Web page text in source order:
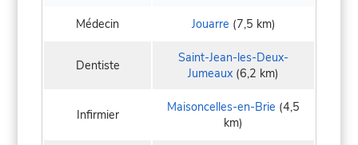
Médecin Jouarre (7,5 km)
Dentiste
Saint-Jean-les-Deux-
Jumeaux (6,2 km)
Infirmier Maisoncelles-en-Brie (4,5
km)